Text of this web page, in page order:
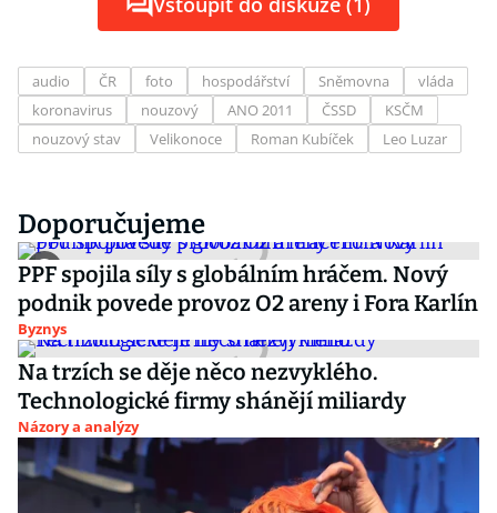
audio ČR foto hospodářství Sněmovna
vláda
koronavirus
nouzový ANO 2011 ČSSD
KSČM
nouzový stav
Velikonoce Roman Kubíček Leo Luzar
Doporučujeme
PPF spojila síly s globálním hráčem. Nový
podnik povede provoz O2 areny i Fora Karlín
Byznys
Na trzích se děje něco nezvyklého.
Technologické firmy shánějí miliardy
Názory a analýzy